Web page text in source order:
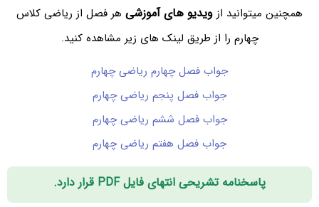
همچنین میتوانید از ویدیو های آموزشی هر فصل از ریاضی کلاس
چهارم را از طریق لینک های زیر مشاهده کنید.
جواب فصل چهارم ریاضی چهارم
جواب فصل پنجم ریاضی چهارم
جواب فصل ششم ریاضی چهارم
جواب فصل هفتم ریاضی چهارم
پاسخنامه تشریحی انتهای فایل PDF قرار دارد.